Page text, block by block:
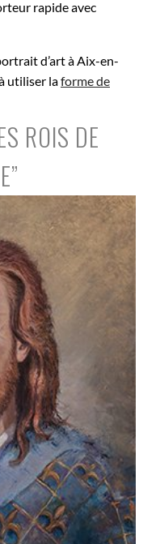
rapide avec
d’art à Aix-en-
utiliser laforme de
ROIS DE